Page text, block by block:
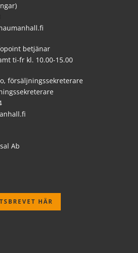
betjänar
ti-fr kl. 10.00-15.00
försäljningssekreterare
Ab
HÄR